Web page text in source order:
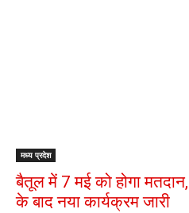
मध्य प्रदेश
बैतूल में 7 मई को होगा मतदान,
के बाद नया कार्यक्रम जारी